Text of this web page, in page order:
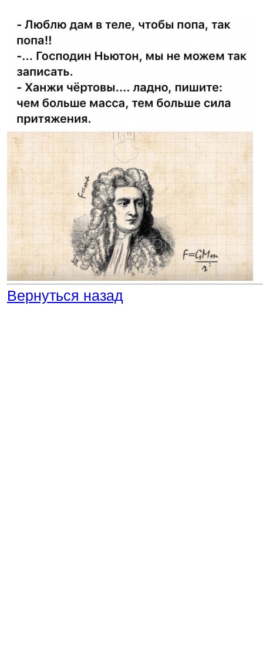
Вернуться назад